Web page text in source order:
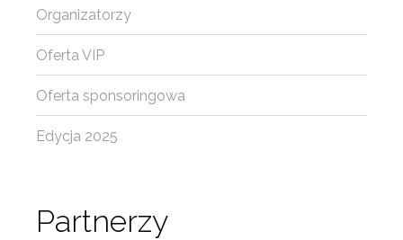
Partnerzy
Organizatorzy
Oferta VIP
Oferta sponsoringowa
Edycja 2025